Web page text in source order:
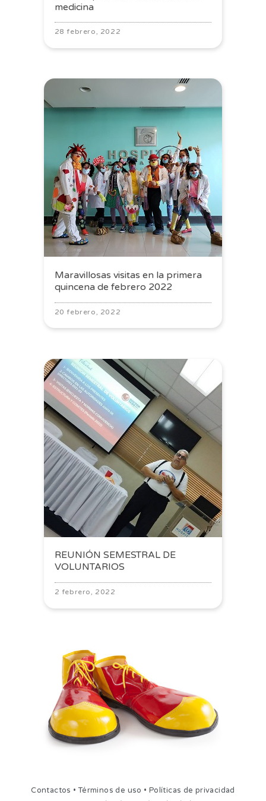
medicina
28 febrero, 2022
Maravillosas visitas en la primera
quincena de febrero 2022
20 febrero, 2022
REUNIÓN SEMESTRAL DE
VOLUNTARIOS
2 febrero, 2022
Contactos •Términos de uso • Políticas de privacidad